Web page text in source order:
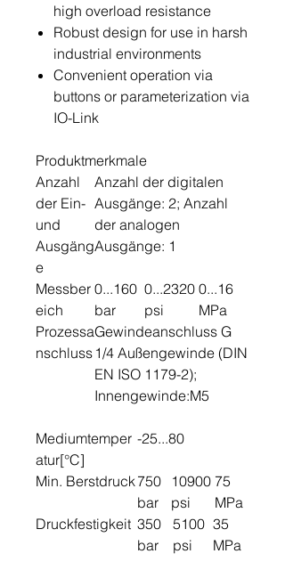
high overload resistance
Robust design for use in harsh
industrial environments
Convenient operation via
buttons or parameterization via
IO-Link
Produktmerkmale
Anzahl
der Ein-
und
Ausgäng
e
Anzahl der digitalen
Ausgänge: 2; Anzahl
der analogen
Ausgänge: 1
Messber
eich
0...160
bar
0...2320
psi
0...16
MPa
Prozessa
nschluss
Gewindeanschluss G
1/4 Außengewinde (DIN
EN ISO 1179-2);
Innengewinde:M5
Mediumtemper
atur[°C]
-25...80
Min. Berstdruck750
bar
10900
psi
75
MPa
Druckfestigkeit 350
bar
5100
psi
35
MPa